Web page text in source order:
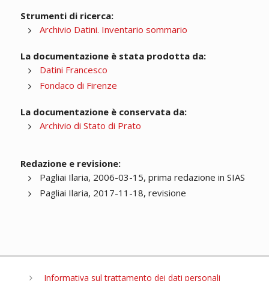
Strumenti di ricerca:
Archivio Datini. Inventario sommario
La documentazione è stata prodotta da:
Datini Francesco
Fondaco di Firenze
La documentazione è conservata da:
Archivio di Stato di Prato
Redazione e revisione:
Pagliai Ilaria, 2006-03-15, prima redazione in SIAS
Pagliai Ilaria, 2017-11-18, revisione
Informativa sul trattamento dei dati personali